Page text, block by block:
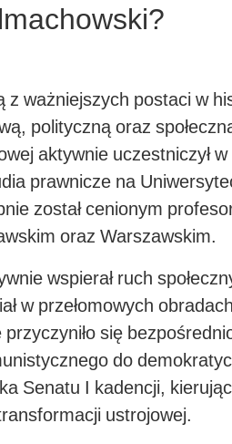
ważniejszych postaci w
polityczną oraz
aktywnie uczestniczył w
prawnicze na
został cenionym
oraz Warszawskim.
wspierał ruch
w przełomowych
się
do
Senatu I kadencji,
ustrojowej.